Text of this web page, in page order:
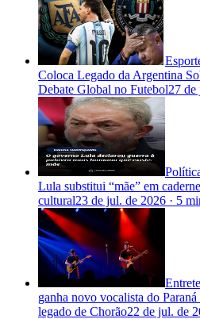
Coloca Legado da Argentina
Debate Global no Futebol27 de
Lula substitui “mãe” em
cultural23 de jul. de 2026 · 5
ganha novo vocalista do
legado de Chorão22 de jul. de